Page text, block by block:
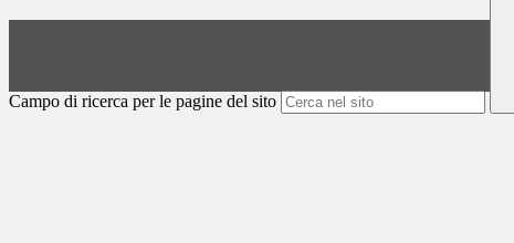
Campo di ricerca per le pagine del sito